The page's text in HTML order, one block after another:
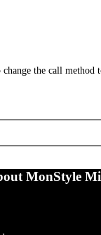
the call method
MonStyle